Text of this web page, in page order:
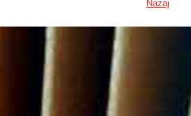
Nazaj